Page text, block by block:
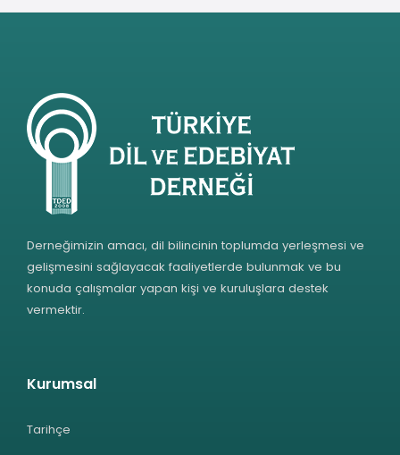
Derneğimizin amacı, dil bilincinin toplumda yerleşmesi ve
gelişmesini sağlayacak faaliyetlerde bulunmak ve bu
konuda çalışmalar yapan kişi ve kuruluşlara destek
vermektir.
Kurumsal
Tarihçe